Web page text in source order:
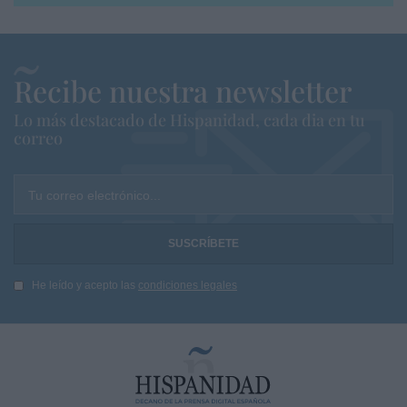
Recibe nuestra newsletter
Lo más destacado de Hispanidad, cada dia en tu
correo
Tu correo electrónico...
He leído y acepto las condiciones legales